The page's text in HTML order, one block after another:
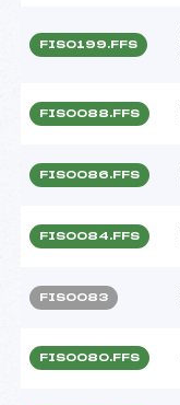
FIS0199.FFS
FIS0088.FFS
FIS0086.FFS
FIS0084.FFS
FIS0083
FIS0080.FFS